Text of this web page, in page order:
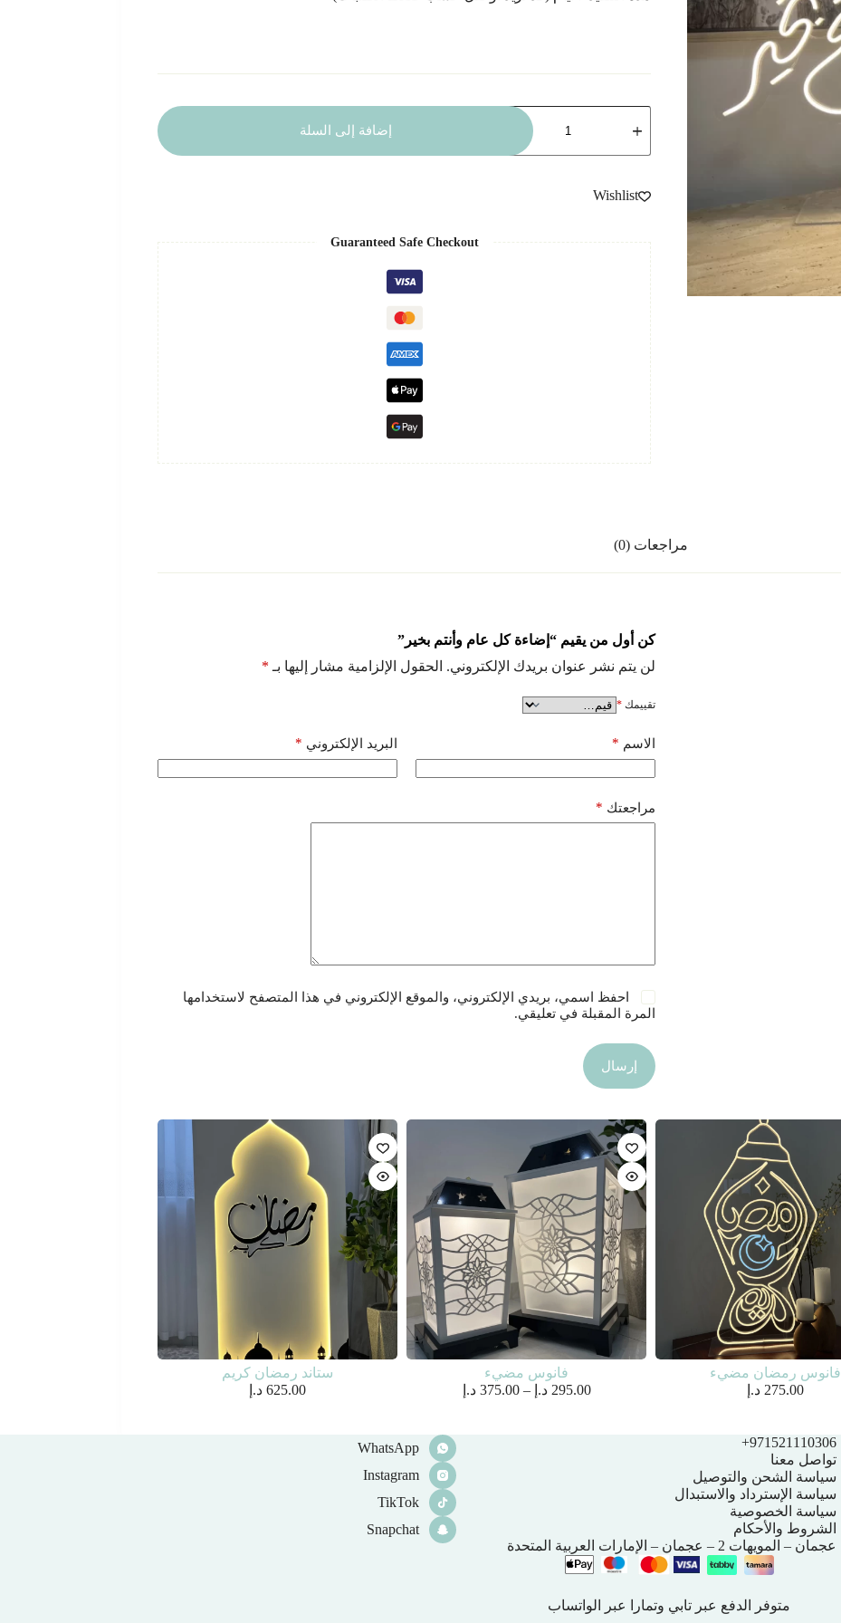
إضاءة
بخير
إضافة إلى السلة
Wishlist
Guaranteed Safe Checkout
مراجعات (0)
كن أول من يقيم “إضاءة كل عام وأنتم بخير”
لن يتم نشر عنوان بريدك الإلكتروني. الحقول الإلزامية مشار إليها بـ *
تقييمك *
الاسم * البريد الإلكتروني *
مراجعتك *
احفظ اسمي، بريدي الإلكتروني، والموقع الإلكتروني في هذا المتصفح لاستخدامها
المرة المقبلة في تعليقي.
إرسال
فانوس رمضان مضيء
275.00 د.إ
فانوس مضيء
295.00 د.إ –
375.00 د.إ
خلال
ستاند رمضان كريم
625.00 د.إ
971521110306+
تواصل معنا
سياسة الشحن والتوصيل
سياسة الإسترداد والاستبدال
سياسة الخصوصية
الشروط والأحكام
عجمان – المويهات 2 – عجمان – الإمارات العربية المتحدة
WhatsApp
Instagram
TikTok
Snapchat
متوفر الدفع عبر تابي وتمارا عبر الواتساب